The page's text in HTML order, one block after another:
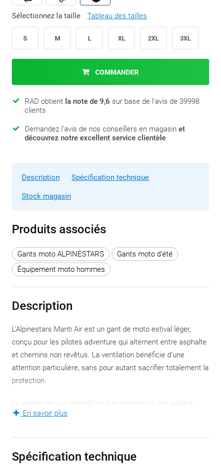
Sélectionnez la taille Tableau des tailles
S M L XL 2XL 3XL
COMMANDER
RAD obtient la note de 9,6 sur base de l'avis de 39998
clients
Demandez l'avis de nos conseillers en magasin et
découvrez notre excellent service clientèle
Description Spécification technique
Stock magasin
Produits associés
Gants moto ALPINESTARS
Gants moto d’été
Équipement moto hommes
Description
L'Alpinestars Manti Air est un gant de moto estival léger,
conçu pour les pilotes adventure qui alternent entre asphalte
et chemins non revêtus. La ventilation bénéficie d'une
attention particulière, sans pour autant sacrifier totalement la
protection.
La paume en cuir garantit un bon ressenti et une solidité
accrue, tandis que le dessus en textile intègre des panneaux
altérer le confort. Des renforts sur le dos de la main et sur
En savoir plus
Spécification technique